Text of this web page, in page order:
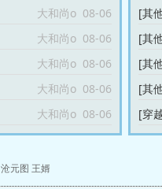
大和尚o 08-06
大和尚o 08-06
大和尚o 08-06
大和尚o 08-06
大和尚o 08-06
死
[其
天
[其
[其
[其
天
夫长
[穿
沧元图 王婿